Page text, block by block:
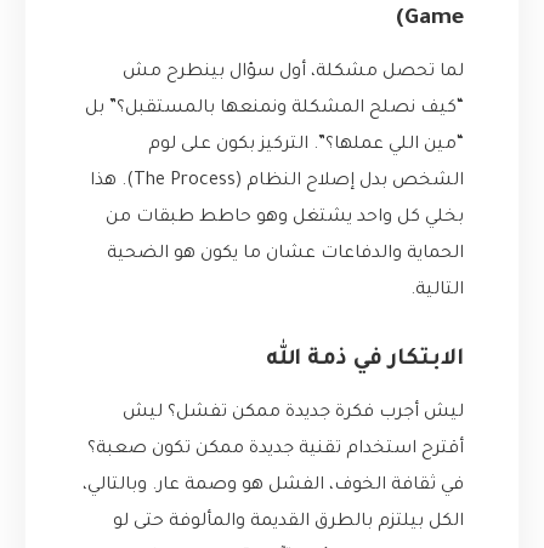
Game)
لما تحصل مشكلة، أول سؤال بينطرح مش
“كيف نصلح المشكلة ونمنعها بالمستقبل؟” بل
“مين اللي عملها؟”. التركيز بكون على لوم
الشخص بدل إصلاح النظام (The Process). هذا
بخلي كل واحد يشتغل وهو حاطط طبقات من
الحماية والدفاعات عشان ما يكون هو الضحية
التالية.
الابتكار في ذمة الله
ليش أجرب فكرة جديدة ممكن تفشل؟ ليش
أقترح استخدام تقنية جديدة ممكن تكون صعبة؟
في ثقافة الخوف، الفشل هو وصمة عار. وبالتالي،
الكل بيلتزم بالطرق القديمة والمألوفة حتى لو